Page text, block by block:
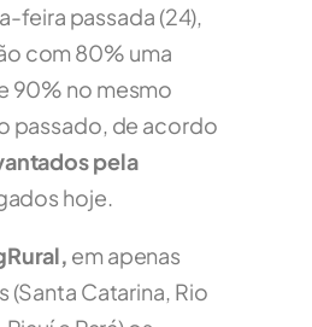
feira passada (24),
com 80% uma
90% no mesmo
passado, de acordo
pela
hoje.
em apenas
(Santa Catarina, Rio